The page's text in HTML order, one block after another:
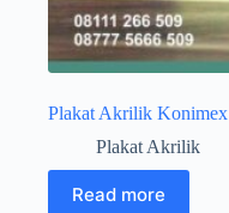
Plakat Akrilik Konimex
Plakat Akrilik
Read more